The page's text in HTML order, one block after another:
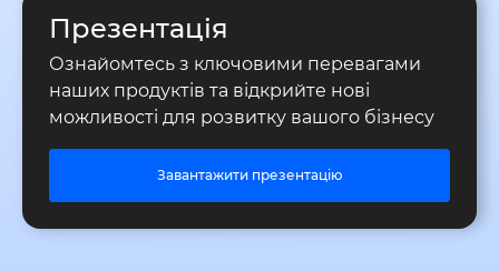
Презентація
Ознайомтесь з ключовими перевагами
наших продуктів та відкрийте нові
можливості для розвитку вашого бізнесу
Завантажити презентацію